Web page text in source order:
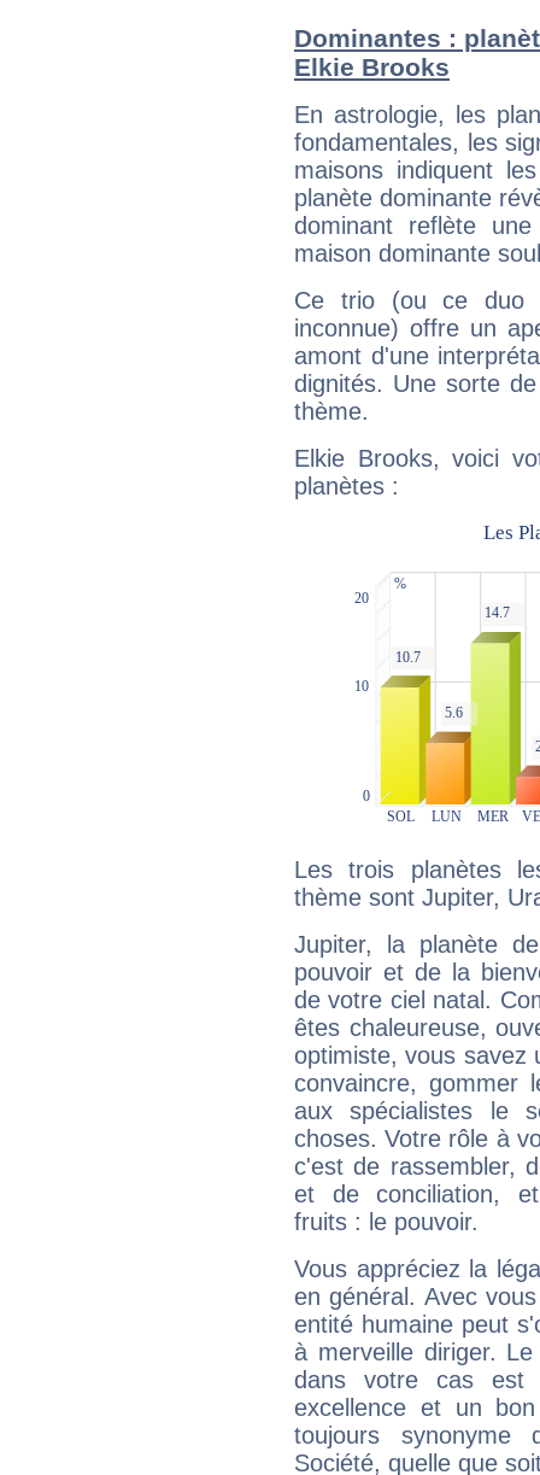
Dominantes :
Elkie Brooks
En astrologie, les
fondamentales, les
maisons indiquent
planète dominante
dominant reflète
maison dominante
Ce trio (ou ce duo
inconnue) offre un
amont d'une
dignités. Une sorte
thème.
Elkie Brooks, voici
planètes :
Les trois planètes
thème sont Jupiter,
Jupiter, la planète
pouvoir et de la
de votre ciel natal.
êtes chaleureuse,
optimiste, vous savez
convaincre, gommer
aux spécialistes le
choses. Votre rôle à
c'est de rassembler,
et de conciliation,
fruits : le pouvoir.
Vous appréciez la
en général. Avec
entité humaine peut
à merveille diriger.
dans votre cas est
excellence et un
toujours synonyme
Société, quelle que